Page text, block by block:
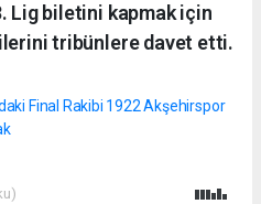
Lig biletini kapmak için
tribünlere davet etti.